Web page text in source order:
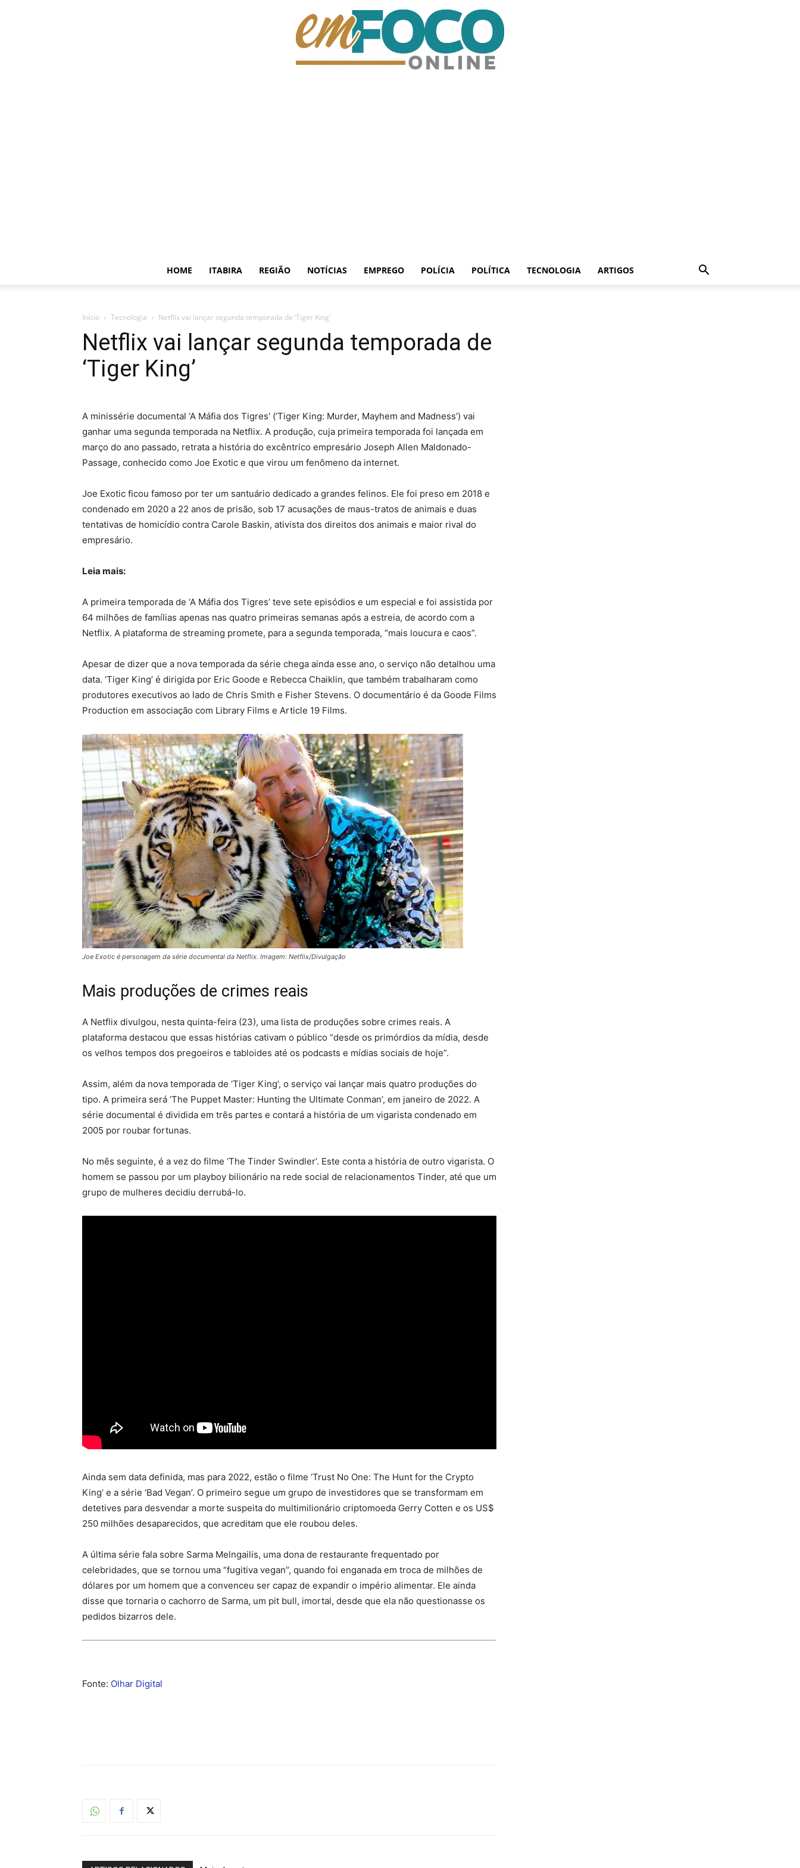
HOME ITABIRA REGIÃO NOTÍCIAS EMPREGO POLÍCIA POLÍTICA TECNOLOGIA ARTIGOS
Início Tecnologia Netflix vai lançar segunda temporada de ‘Tiger King’
Netflix vai lançar segunda temporada de
‘Tiger King’
A minissérie documental ‘A Máfia dos Tigres’ (‘Tiger King: Murder, Mayhem and Madness’) vai
ganhar uma segunda temporada na Netflix. A produção, cuja primeira temporada foi lançada em
março do ano passado, retrata a história do excêntrico empresário Joseph Allen Maldonado-
Passage, conhecido como Joe Exotic e que virou um fenômeno da internet.
Joe Exotic ficou famoso por ter um santuário dedicado a grandes felinos. Ele foi preso em 2018 e
condenado em 2020 a 22 anos de prisão, sob 17 acusações de maus-tratos de animais e duas
tentativas de homicídio contra Carole Baskin, ativista dos direitos dos animais e maior rival do
empresário.
Leia mais:
A primeira temporada de ‘A Máfia dos Tigres’ teve sete episódios e um especial e foi assistida por
64 milhões de famílias apenas nas quatro primeiras semanas após a estreia, de acordo com a
Netflix. A plataforma de streaming promete, para a segunda temporada, “mais loucura e caos”.
Apesar de dizer que a nova temporada da série chega ainda esse ano, o serviço não detalhou uma
data. ‘Tiger King’ é dirigida por Eric Goode e Rebecca Chaiklin, que também trabalharam como
produtores executivos ao lado de Chris Smith e Fisher Stevens. O documentário é da Goode Films
Production em associação com Library Films e Article 19 Films.
Joe Exotic é personagem da série documental da Netflix. Imagem: Netflix/Divulgação
Mais produções de crimes reais
A Netflix divulgou, nesta quinta-feira (23), uma lista de produções sobre crimes reais. A
plataforma destacou que essas histórias cativam o público “desde os primórdios da mídia, desde
os velhos tempos dos pregoeiros e tabloides até os podcasts e mídias sociais de hoje”.
Assim, além da nova temporada de ‘Tiger King’, o serviço vai lançar mais quatro produções do
tipo. A primeira será ‘The Puppet Master: Hunting the Ultimate Conman’, em janeiro de 2022. A
série documental é dividida em três partes e contará a história de um vigarista condenado em
2005 por roubar fortunas.
No mês seguinte, é a vez do filme ‘The Tinder Swindler’. Este conta a história de outro vigarista. O
homem se passou por um playboy bilionário na rede social de relacionamentos Tinder, até que um
grupo de mulheres decidiu derrubá-lo.
Ainda sem data definida, mas para 2022, estão o filme ‘Trust No One: The Hunt for the Crypto
King’ e a série ‘Bad Vegan’. O primeiro segue um grupo de investidores que se transformam em
detetives para desvendar a morte suspeita do multimilionário criptomoeda Gerry Cotten e os US$
250 milhões desaparecidos, que acreditam que ele roubou deles.
A última série fala sobre Sarma Melngailis, uma dona de restaurante frequentado por
celebridades, que se tornou uma “fugitiva vegan”, quando foi enganada em troca de milhões de
dólares por um homem que a convenceu ser capaz de expandir o império alimentar. Ele ainda
disse que tornaria o cachorro de Sarma, um pit bull, imortal, desde que ela não questionasse os
pedidos bizarros dele.
Fonte: Olhar Digital